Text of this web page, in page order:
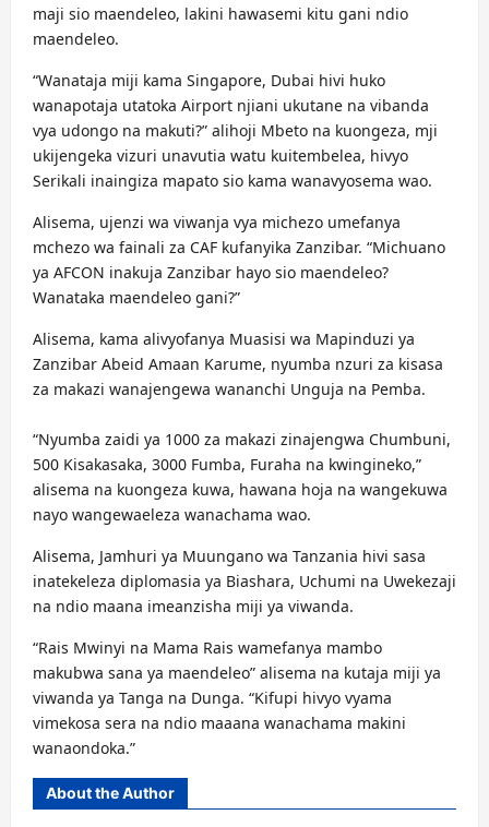
maji sio maendeleo, lakini hawasemi kitu gani ndio
maendeleo.
“Wanataja miji kama Singapore, Dubai hivi huko
wanapotaja utatoka Airport njiani ukutane na vibanda
vya udongo na makuti?” alihoji Mbeto na kuongeza, mji
ukijengeka vizuri unavutia watu kuitembelea, hivyo
Serikali inaingiza mapato sio kama wanavyosema wao.
Alisema, ujenzi wa viwanja vya michezo umefanya
mchezo wa fainali za CAF kufanyika Zanzibar. “Michuano
ya AFCON inakuja Zanzibar hayo sio maendeleo?
Wanataka maendeleo gani?”
Alisema, kama alivyofanya Muasisi wa Mapinduzi ya
Zanzibar Abeid Amaan Karume, nyumba nzuri za kisasa
za makazi wanajengewa wananchi Unguja na Pemba.
“Nyumba zaidi ya 1000 za makazi zinajengwa Chumbuni,
500 Kisakasaka, 3000 Fumba, Furaha na kwingineko,”
alisema na kuongeza kuwa, hawana hoja na wangekuwa
nayo wangewaeleza wanachama wao.
Alisema, Jamhuri ya Muungano wa Tanzania hivi sasa
inatekeleza diplomasia ya Biashara, Uchumi na Uwekezaji
na ndio maana imeanzisha miji ya viwanda.
“Rais Mwinyi na Mama Rais wamefanya mambo
makubwa sana ya maendeleo” alisema na kutaja miji ya
viwanda ya Tanga na Dunga. “Kifupi hivyo vyama
vimekosa sera na ndio maaana wanachama makini
wanaondoka.”
About the Author